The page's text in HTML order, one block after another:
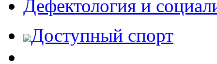
Дефектология и
Доступный спорт